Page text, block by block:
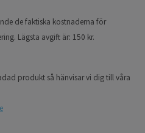
de faktiska kostnaderna för
Lägsta avgift är: 150 kr.
produkt så hänvisar vi dig till våra